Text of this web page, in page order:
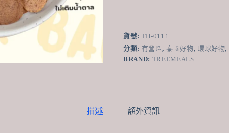
脆
蕉
片
40g
貨號: TH-0111
分類: 有營區, 泰國好物, 環球好物,
BRAND: TREEMEALS
描述 額外資訊